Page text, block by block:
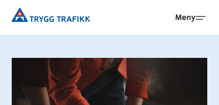
hovedinnhold
Trygg
Meny